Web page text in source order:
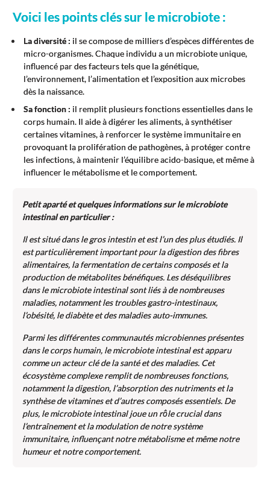
Voici les points clés sur le microbiote :
La diversité : il se compose de milliers d’espèces différentes de
micro-organismes. Chaque individu a un microbiote unique,
influencé par des facteurs tels que la génétique,
l’environnement, l’alimentation et l’exposition aux microbes
dès la naissance.
Sa fonction : il remplit plusieurs fonctions essentielles dans le
corps humain. Il aide à digérer les aliments, à synthétiser
certaines vitamines, à renforcer le système immunitaire en
provoquant la prolifération de pathogènes, à protéger contre
les infections, à maintenir l’équilibre acido-basique, et même à
influencer le métabolisme et le comportement.
Petit aparté et quelques informations sur le microbiote
intestinal en particulier :
Il est situé dans le gros intestin et est l’un des plus étudiés. Il
est particulièrement important pour la digestion des fibres
alimentaires, la fermentation de certains composés et la
production de métabolites bénéfiques. Les déséquilibres
dans le microbiote intestinal sont liés à de nombreuses
maladies, notamment les troubles gastro-intestinaux,
l’obésité, le diabète et des maladies auto-immunes.
Parmi les différentes communautés microbiennes présentes
dans le corps humain, le microbiote intestinal est apparu
comme un acteur clé de la santé et des maladies. Cet
écosystème complexe remplit de nombreuses fonctions,
notamment la digestion, l’absorption des nutriments et la
synthèse de vitamines et d’autres composés essentiels. De
plus, le microbiote intestinal joue un rôle crucial dans
l’entraînement et la modulation de notre système
immunitaire, influençant notre métabolisme et même notre
humeur et notre comportement.